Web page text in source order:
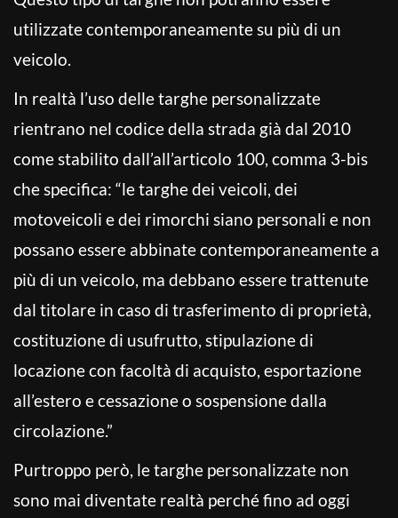
utilizzate contemporaneamente su più di un
veicolo.
In realtà l’uso delle targhe personalizzate
rientrano nel codice della strada già dal 2010
come stabilito dall’all’articolo 100, comma 3-bis
che specifica: “le targhe dei veicoli, dei
motoveicoli e dei rimorchi siano personali e non
possano essere abbinate contemporaneamente a
più di un veicolo, ma debbano essere trattenute
dal titolare in caso di trasferimento di proprietà,
costituzione di usufrutto, stipulazione di
locazione con facoltà di acquisto, esportazione
all’estero e cessazione o sospensione dalla
circolazione.”
Purtroppo però, le targhe personalizzate non
sono mai diventate realtà perché fino ad oggi